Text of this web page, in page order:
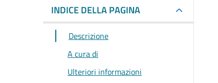
INDICE DELLA PAGINA
Descrizione
A cura di
Ulteriori informazioni